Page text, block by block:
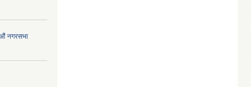
नगरसभा